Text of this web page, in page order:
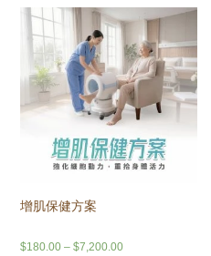
增肌保健方案
$180.00 –$7,200.00